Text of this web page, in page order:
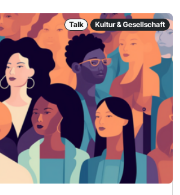
Talk Kultur & Gesellschaft